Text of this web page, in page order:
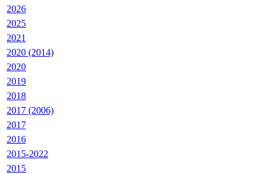
2026
2025
2021
2020 (2014)
2020
2019
2018
2017 (2006)
2017
2016
2015-2022
2015